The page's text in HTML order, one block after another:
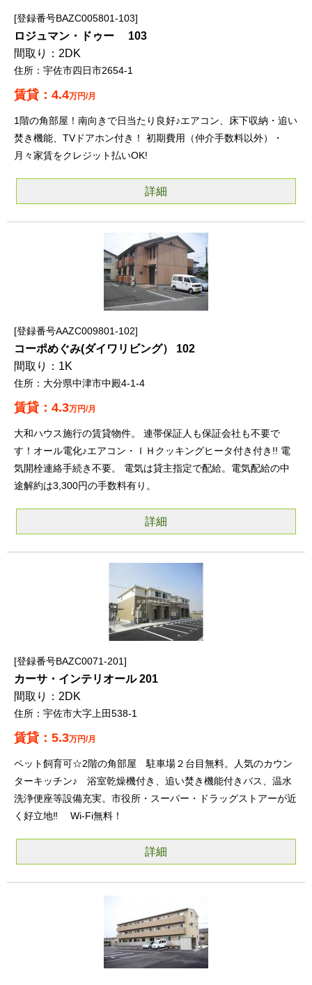
登録番号BAZC005801-103
ロジュマン・ドゥー 103
2DK
宇佐市四日市2654-1
4.4万円/月
1階の角部屋！南向きで日当たり良好♪エアコン、床下収納・追い
焚き機能、TVドアホン付き！ 初期費用（仲介手数料以外）・
月々家賃をクレジット払いOK!
詳細
登録番号AAZC009801-102
コーポめぐみ(ダイワリビング） 102
1K
大分県中津市中殿4-1-4
4.3万円/月
大和ハウス施行の賃貸物件。 連帯保証人も保証会社も不要で
す！オール電化♪エアコン・ＩＨクッキングヒータ付き付き!! 電
気開栓連絡手続き不要。 電気は貸主指定で配給。電気配給の中
途解約は3,300円の手数料有り。
詳細
登録番号BAZC0071-201
カーサ・インテリオール 201
2DK
宇佐市大字上田538-1
5.3万円/月
ペット飼育可☆2階の角部屋 駐車場２台目無料。人気のカウン
ターキッチン♪ 浴室乾燥機付き、追い焚き機能付きバス、温水
洗浄便座等設備充実。市役所・スーパー・ドラッグストアーが近
く好立地‼ Wi-Fi無料！
詳細